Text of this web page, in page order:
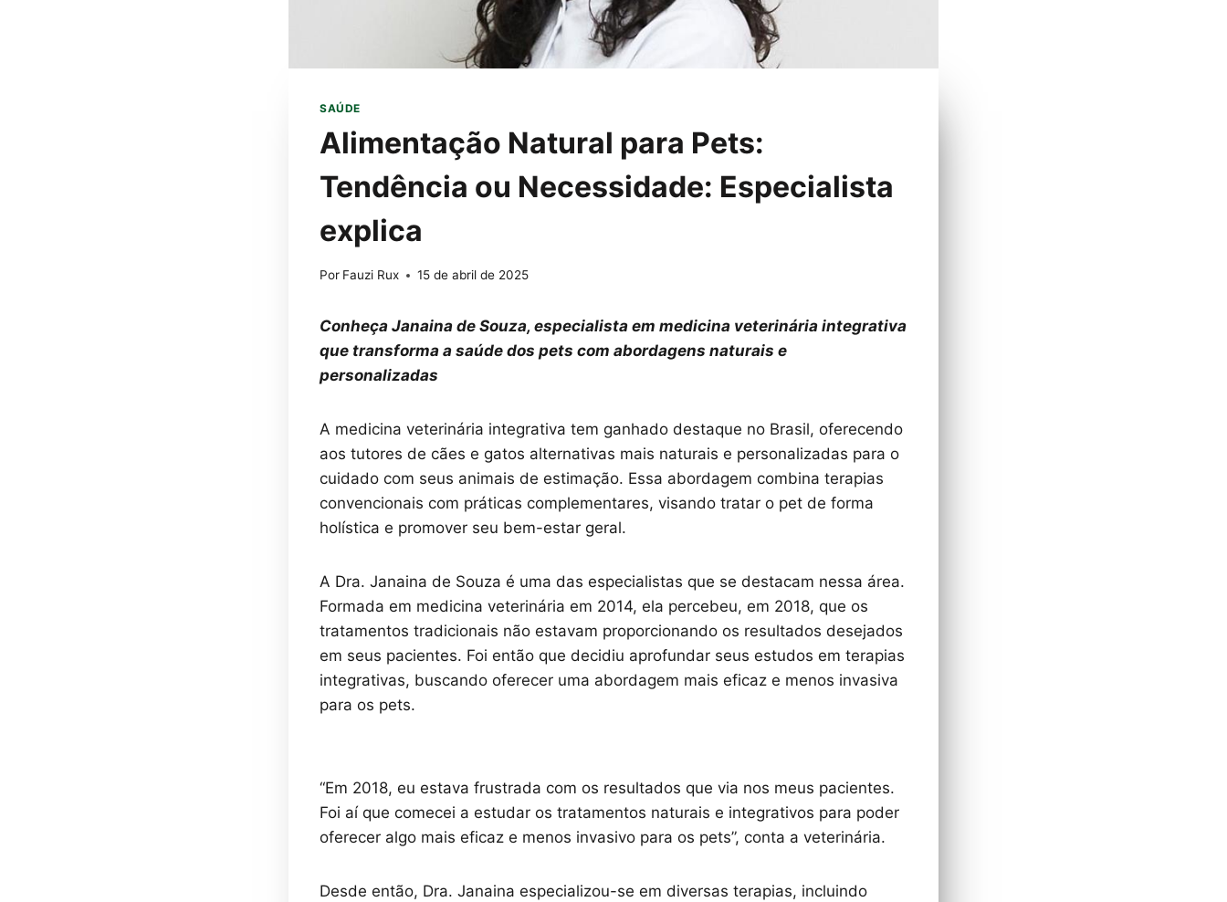
SAÚDE
Alimentação Natural para Pets:
Tendência ou Necessidade: Especialista
explica
Por Fauzi Rux 15 de abril de 2025
Conheça Janaina de Souza, especialista em medicina veterinária integrativa
que transforma a saúde dos pets com abordagens naturais e
personalizadas
A medicina veterinária integrativa tem ganhado destaque no Brasil, oferecendo
aos tutores de cães e gatos alternativas mais naturais e personalizadas para o
cuidado com seus animais de estimação. Essa abordagem combina terapias
convencionais com práticas complementares, visando tratar o pet de forma
holística e promover seu bem-estar geral.
A Dra. Janaina de Souza é uma das especialistas que se destacam nessa área.
Formada em medicina veterinária em 2014, ela percebeu, em 2018, que os
tratamentos tradicionais não estavam proporcionando os resultados desejados
em seus pacientes. Foi então que decidiu aprofundar seus estudos em terapias
integrativas, buscando oferecer uma abordagem mais eficaz e menos invasiva
para os pets.
“Em 2018, eu estava frustrada com os resultados que via nos meus pacientes.
Foi aí que comecei a estudar os tratamentos naturais e integrativos para poder
oferecer algo mais eficaz e menos invasivo para os pets”, conta a veterinária.
Desde então, Dra. Janaina especializou-se em diversas terapias, incluindo